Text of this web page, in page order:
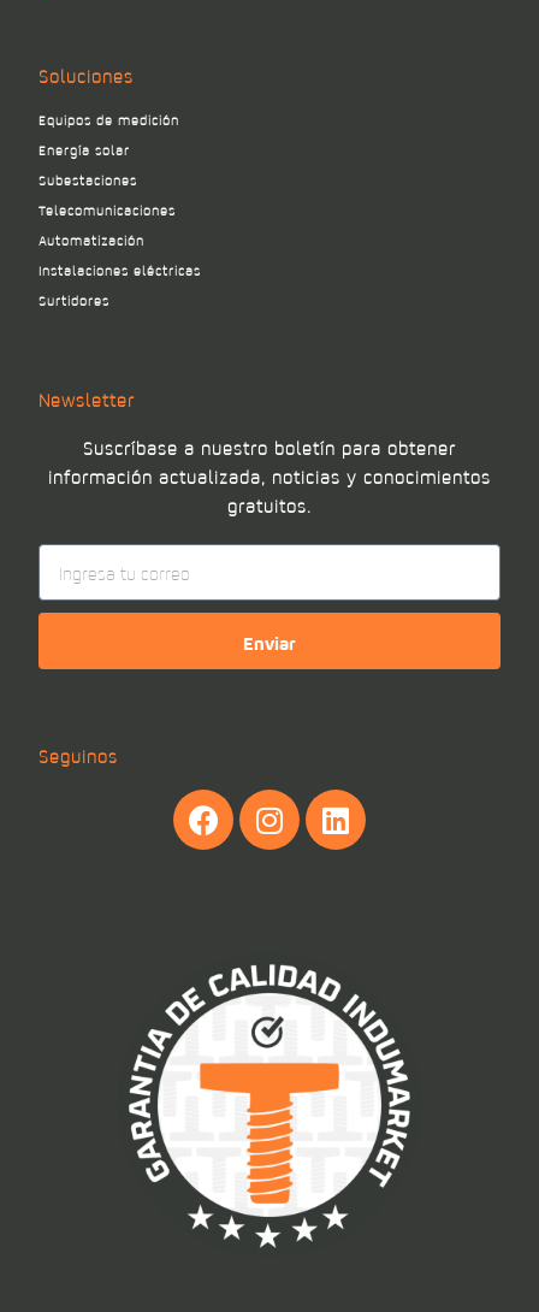
Soluciones
Equipos de medición
Energía solar
Subestaciones
Telecomunicaciones
Automatización
Instalaciones eléctricas
Surtidores
Newsletter
Suscríbase a nuestro boletín para obtener
información actualizada, noticias y conocimientos
gratuitos.
Enviar
Seguinos